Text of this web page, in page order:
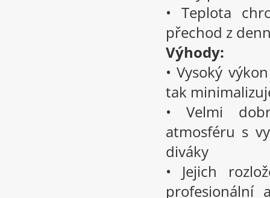
• Teplota
přechod z
Výhody:
• Vysoký
tak
• Velmi
atmosféru s
diváky
• Jejich
profesionální